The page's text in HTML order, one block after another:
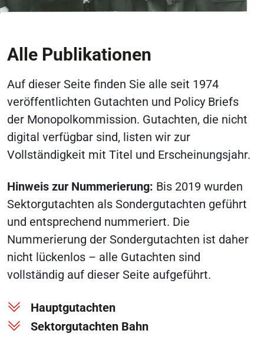
Alle Publikationen
Auf dieser Seite finden Sie alle seit 1974
veröffentlichten Gutachten und Policy Briefs
der Monopolkommission. Gutachten, die nicht
digital verfügbar sind, listen wir zur
Vollständigkeit mit Titel und Erscheinungsjahr.
Hinweis zur Nummerierung: Bis 2019 wurden
Sektorgutachten als Sondergutachten geführt
und entsprechend nummeriert. Die
Nummerierung der Sondergutachten ist daher
nicht lückenlos – alle Gutachten sind
vollständig auf dieser Seite aufgeführt.
Hauptgutachten
Sektorgutachten Bahn